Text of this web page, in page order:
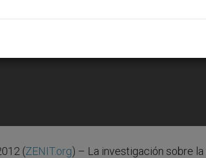
documentación vaticana
(ZENIT.org) – La investigación sobre